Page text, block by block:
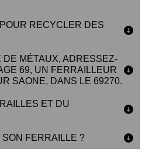
RECYCLER DES
MÉTAUX, ADRESSEZ-
69, UN FERRAILLEUR
SAONE, DANS LE 69270.
ET DU
FERRAILLE ?